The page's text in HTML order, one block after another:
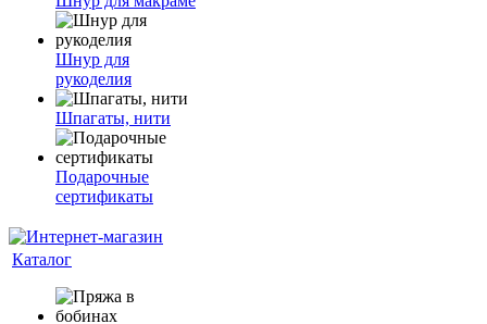
Шнур для
рукоделия
Шпагаты, нити
Подарочные
сертификаты
Каталог